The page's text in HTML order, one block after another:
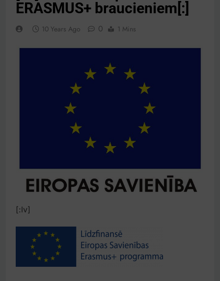
ERASMUS+ braucieniem[:]
10 Years Ago 0 1 Mins
[:lv]